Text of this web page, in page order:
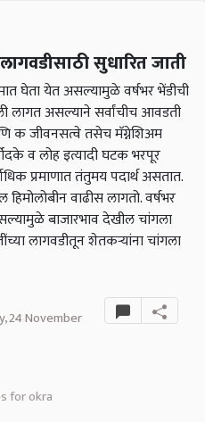
सुधारित जाती
घेता येत असल्यामुळे वर्षभर भेंडीची
लागत असल्याने सर्वांचीच आवडती
क जीवनसत्वे तसेच मॅग्नेशिअम
व लोह इत्यादी घटक भरपूर
प्रमाणात तंतुमय पदार्थ असतात.
वाढीस लागतो. वर्षभर
बाजारभाव देखील चांगला
लागवडीतून शेतकऱ्यांना चांगला
24 November
for okra